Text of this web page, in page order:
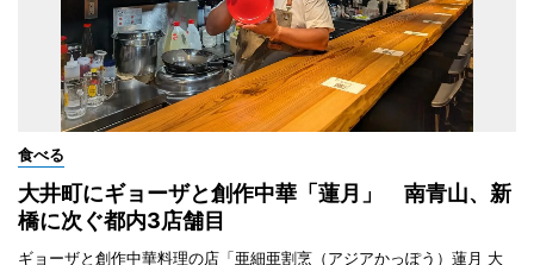
食べる
大井町にギョーザと創作中華「蓮月」 南青山、新
橋に次ぐ都内3店舗目
ギョーザと創作中華料理の店「亜細亜割烹（アジアかっぽう）蓮月 大